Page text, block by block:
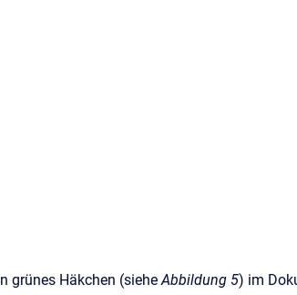
grünes Häkchen (sieheAbbildung 5) im